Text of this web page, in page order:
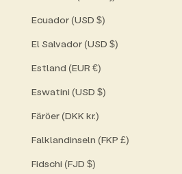
Ecuador (USD $)
El Salvador (USD $)
Estland (EUR €)
Eswatini (USD $)
Färöer (DKK kr.)
Falklandinseln (FKP £)
Fidschi (FJD $)